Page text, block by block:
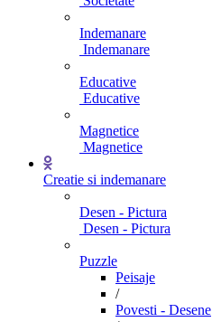
Indemanare
Indemanare
Educative
Educative
Magnetice
Magnetice
Creatie si indemanare
Desen - Pictura
Desen - Pictura
Puzzle
Peisaje
/
Povesti - Desene